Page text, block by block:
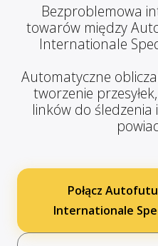
Bezproblemowa
towarów między
Internationale
Automatyczne
tworzenie
linków do
Połącz
Internationale